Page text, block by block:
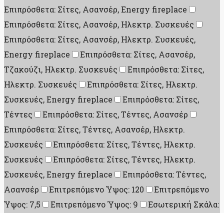
Επιπρόσθετα: Σίτες, Ασανσέρ, Energy fireplace
Επιπρόσθετα: Σίτες, Ασανσέρ, Ηλεκτρ. Συσκευές
Επιπρόσθετα: Σίτες, Ασανσέρ, Ηλεκτρ. Συσκευές,
Energy fireplace
Επιπρόσθετα: Σίτες, Ασανσέρ,
Τζακούζι, Ηλεκτρ. Συσκευές
Επιπρόσθετα: Σίτες,
Ηλεκτρ. Συσκευές
Επιπρόσθετα: Σίτες, Ηλεκτρ.
Συσκευές, Energy fireplace
Επιπρόσθετα: Σίτες,
Τέντες
Επιπρόσθετα: Σίτες, Τέντες, Ασανσέρ
Επιπρόσθετα: Σίτες, Τέντες, Ασανσέρ, Ηλεκτρ.
Συσκευές
Επιπρόσθετα: Σίτες, Τέντες, Ηλεκτρ.
Συσκευές
Επιπρόσθετα: Σίτες, Τέντες, Ηλεκτρ.
Συσκευές, Energy fireplace
Επιπρόσθετα: Τέντες,
Ασανσέρ
Επιτρεπόμενο Ύψος: 120
Επιτρεπόμενο
Ύψος: 7,5
Επιτρεπόμενο Ύψος: 9
Εσωτερική Σκάλα: